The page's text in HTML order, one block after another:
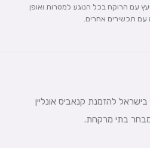
עם הרוקח בכל הנוגע למטרות ואופן
תכשירים אחרים.
להזמנת קנאביס אונליין
בתי מרקחת.